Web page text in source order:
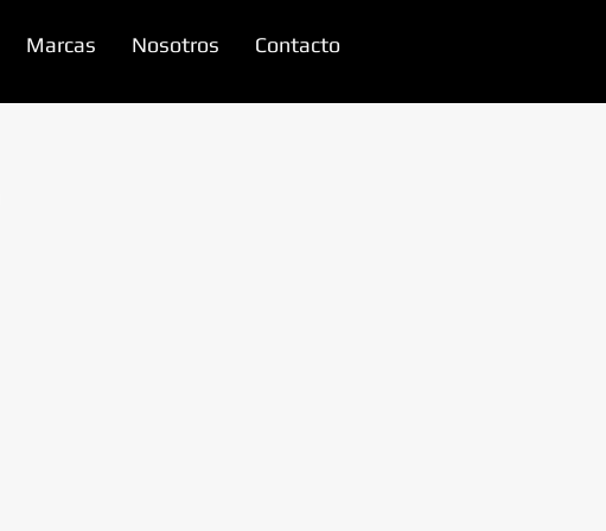
Marcas Nosotros Contacto